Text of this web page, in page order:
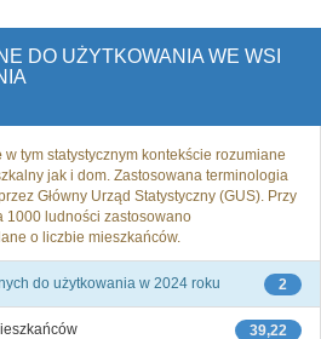
DO UŻYTKOWANIA WE WSI
w tym statystycznym kontekście rozumiane
jak i dom. Zastosowana terminologia
Główny Urząd Statystyczny (GUS). Przy
1000 ludności zastosowano
o liczbie mieszkańców.
2
do użytkowania w 2024 roku
39,22